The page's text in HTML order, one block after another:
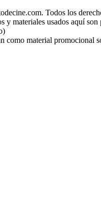
Todos los
y materiales usados aquí
como material promocional